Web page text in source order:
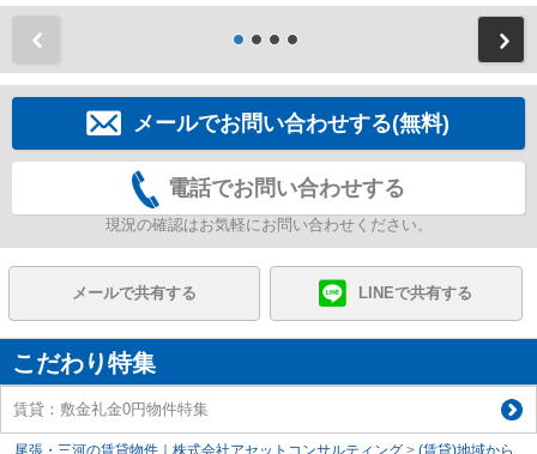
メールでお問い合わせする(無料)
電話でお問い合わせする
現況の確認はお気軽にお問い合わせください。
メールで共有する LINEで共有する
こだわり特集
賃貸：敷金礼金0円物件特集